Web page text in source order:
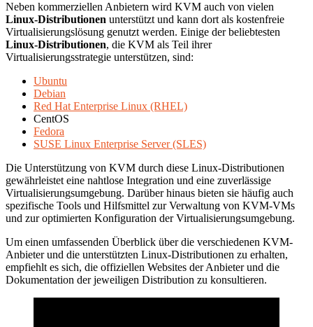
Neben kommerziellen Anbietern wird KVM auch von vielen
Linux-Distributionen unterstützt und kann dort als kostenfreie
Virtualisierungslösung genutzt werden. Einige der beliebtesten
Linux-Distributionen, die KVM als Teil ihrer
Virtualisierungsstrategie unterstützen, sind:
Ubuntu
Debian
Red Hat Enterprise Linux (RHEL)
CentOS
Fedora
SUSE Linux Enterprise Server (SLES)
Die Unterstützung von KVM durch diese Linux-Distributionen
gewährleistet eine nahtlose Integration und eine zuverlässige
Virtualisierungsumgebung. Darüber hinaus bieten sie häufig auch
spezifische Tools und Hilfsmittel zur Verwaltung von KVM-VMs
und zur optimierten Konfiguration der Virtualisierungsumgebung.
Um einen umfassenden Überblick über die verschiedenen KVM-
Anbieter und die unterstützten Linux-Distributionen zu erhalten,
empfiehlt es sich, die offiziellen Websites der Anbieter und die
Dokumentation der jeweiligen Distribution zu konsultieren.